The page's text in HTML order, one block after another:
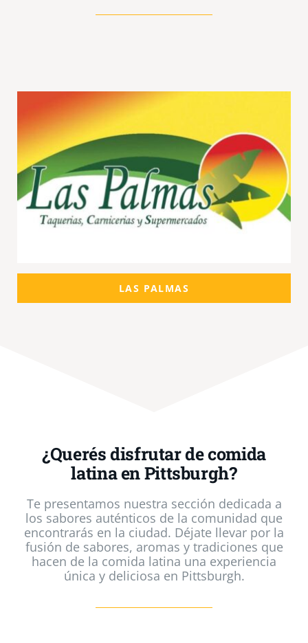
LAS PALMAS
¿Querés disfrutar de comida
latina en Pittsburgh?
Te presentamos nuestra sección dedicada a
los sabores auténticos de la comunidad que
encontrarás en la ciudad. Déjate llevar por la
fusión de sabores, aromas y tradiciones que
hacen de la comida latina una experiencia
única y deliciosa en Pittsburgh.